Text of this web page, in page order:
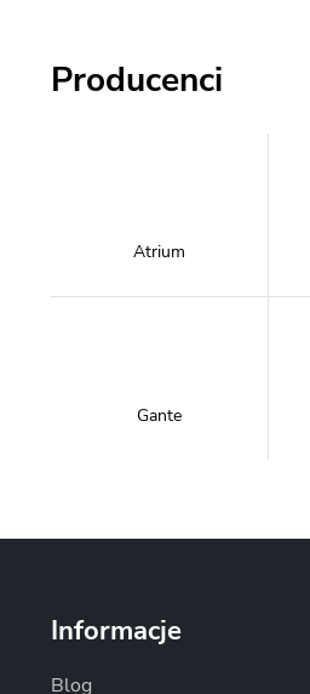
Producenci
Atrium
Gante
Informacje
Blog